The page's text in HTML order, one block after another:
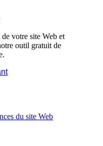
votre site Web et
outil gratuit de
*Aucune carte
du site Web